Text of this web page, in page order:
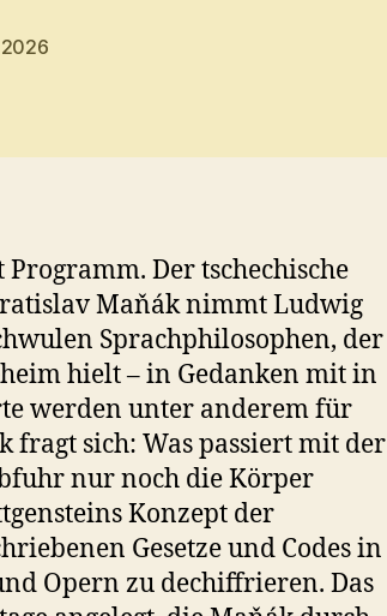
Programm. Der tschechische
Maňák nimmt Ludwig
Sprachphilosophen, der
hielt – in Gedanken mit in
werden unter anderem für
fragt sich: Was passiert mit der
nur noch die Körper
Konzept der
Gesetze und Codes in
Opern zu dechiffrieren. Das